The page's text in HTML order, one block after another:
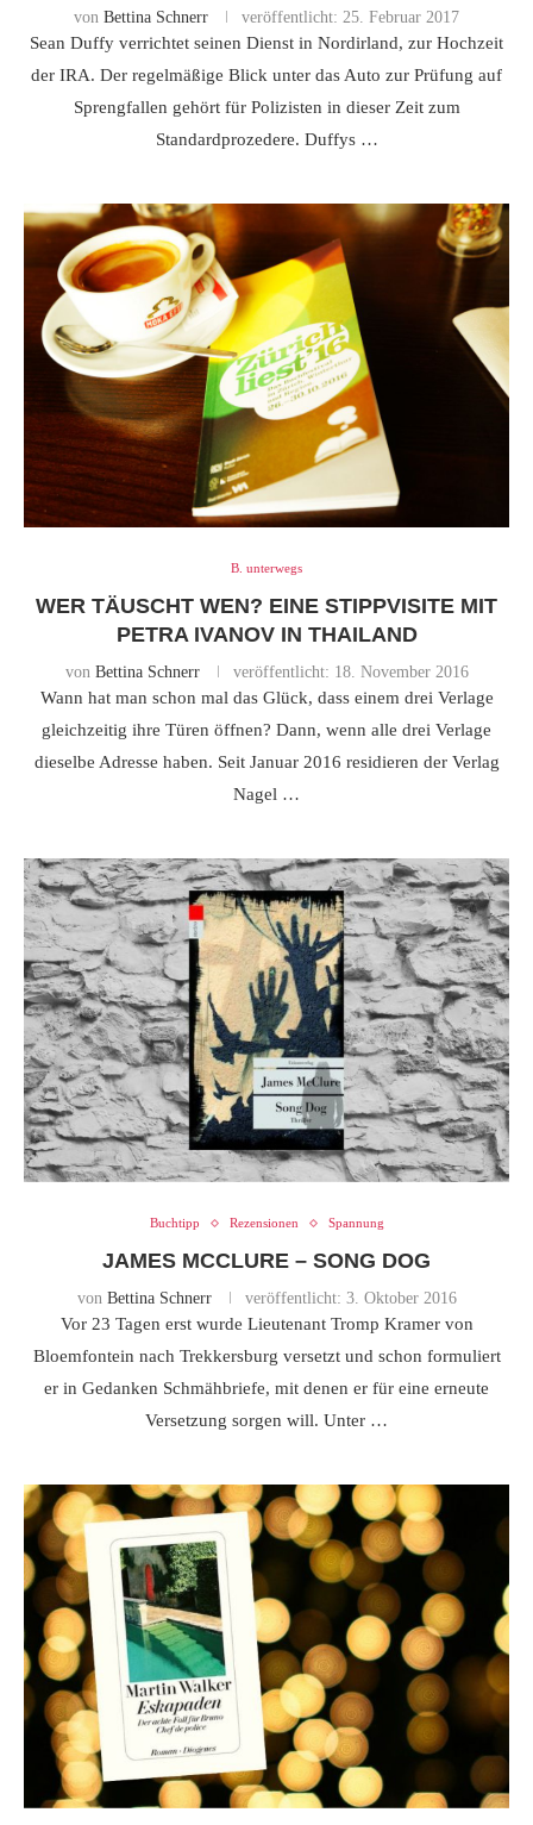
von Bettina Schnerr veröffentlicht: 25. Februar 2017
Sean Duffy verrichtet seinen Dienst in Nordirland, zur Hochzeit
der IRA. Der regelmäßige Blick unter das Auto zur Prüfung auf
Sprengfallen gehört für Polizisten in dieser Zeit zum
Standardprozedere. Duffys …
B. unterwegs
WER TÄUSCHT WEN? EINE STIPPVISITE MIT
PETRA IVANOV IN THAILAND
von Bettina Schnerr veröffentlicht: 18. November 2016
Wann hat man schon mal das Glück, dass einem drei Verlage
gleichzeitig ihre Türen öffnen? Dann, wenn alle drei Verlage
dieselbe Adresse haben. Seit Januar 2016 residieren der Verlag
Nagel …
Buchtipp Rezensionen Spannung
JAMES MCCLURE – SONG DOG
von Bettina Schnerr veröffentlicht: 3. Oktober 2016
Vor 23 Tagen erst wurde Lieutenant Tromp Kramer von
Bloemfontein nach Trekkersburg versetzt und schon formuliert
er in Gedanken Schmähbriefe, mit denen er für eine erneute
Versetzung sorgen will. Unter …